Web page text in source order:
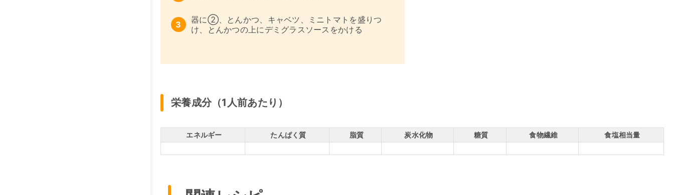
器に②、とんかつ、キャベツ、ミニトマトを盛りつ
け、とんかつの上にデミグラスソースをかける
栄養成分（1人前あたり）
エネルギー たんぱく質 脂質 炭水化物 糖質 食物繊維 食塩相当量